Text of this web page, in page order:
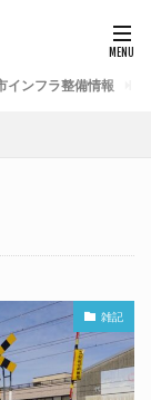
インフラ整備情報
雑記